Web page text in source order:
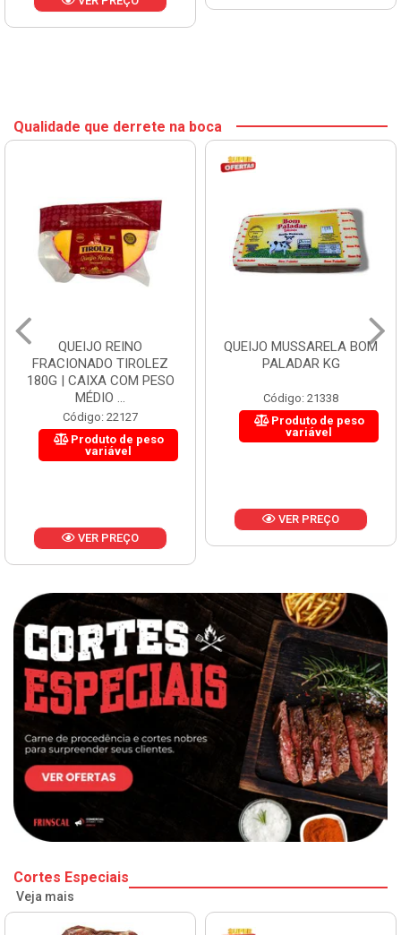
VER PREÇO
Qualidade que derrete na boca
QUEIJO REINO
FRACIONADO TIROLEZ
180G | CAIXA COM PESO
MÉDIO ...
Código: 22127
Produto de peso
variável
VER PREÇO
QUEIJO MUSSARELA BOM
Código: 21338
Produto de peso
variável
VER PREÇO
Cortes Especiais
Veja mais